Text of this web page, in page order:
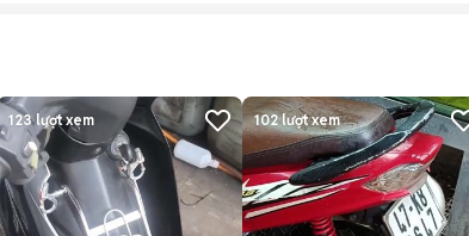
123lượt xem 102lượt xem